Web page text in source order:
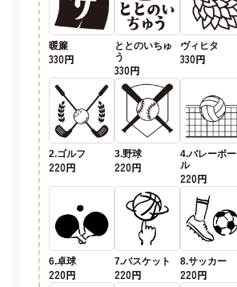
暖簾
330円
ととのいちゅ
う
330円
ヴィヒタ
330円
2.ゴルフ
220円
3.野球
220円
4.バレーボー
ル
220円
6.卓球
220円
7.バスケット
220円
8.サッカー
220円